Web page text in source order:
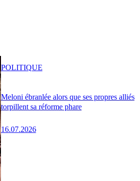
Meloni ébranlée alors que ses propres alliés
torpillent sa réforme phare
16.07.2026
POLITIQUE